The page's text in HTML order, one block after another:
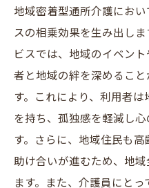
持続可能な介護
地域密着型の進
福祉向上に向け
介護サービスの
地域密着型がも
介護サービスを通じ
の取り組み
地域密着型通所介護にお
スの相乗効果を生み出し
ビスでは、地域のイベン
者と地域の絆を深めるこ
す。これにより、利用者
を持ち、孤独感を軽減し
す。さらに、地域住民も
助け合いが進むため、地
ます。また、介護員にと